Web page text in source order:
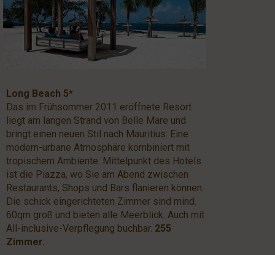
Long Beach 5*
Das im Frühsommer 2011 eröffnete Resort
liegt am langen Strand von Belle Mare und
bringt einen neuen Stil nach Mauritius: Eine
modern-urbane Atmosphäre kombiniert mit
tropischem Ambiente. Mittelpunkt des Hotels
ist die Piazza, wo Sie am Abend zwischen
Restaurants, Shops und Bars flanieren können.
Die schick eingerichteten Zimmer sind mind.
60qm groß und bieten alle Meerblick. Auch mit
All-inclusive-Verpflegung buchbar. 255
Zimmer.